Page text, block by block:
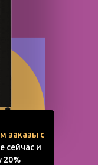
заказы с
сейчас и
20%